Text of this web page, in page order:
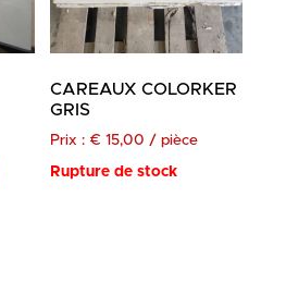
CAREAUX COLORKER
GRIS
Prix : € 15,00 / pièce
Rupture de stock